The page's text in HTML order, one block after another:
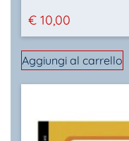
€ 10,00
Aggiungi al carrello